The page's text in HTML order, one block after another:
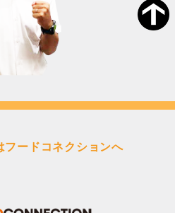
フードコネクションへ